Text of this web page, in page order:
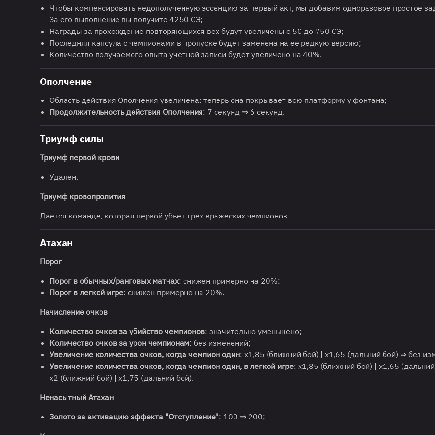
Чтобы компенсировать недополученную эссенцию за первый акт, мы добавим одноразовое простое
За его выполнение вы получите 4250 СЭ;
Награды за прохождение повторяющихся вех будут увеличены с 50 до 750 СЭ;
Последняя капсула с чемпионами в пропуске будет заменена на ее редкую версию;
Количество получаемого опыта учетной записи будет увеличено на 40%.
Ополчение
Область действия Ополчения увеличена: теперь она покрывает всю платформу у фонтана;
Продолжительность действия Ополчения: 7 секунд ⇒ 6 секунд.
Триумф силы
Триумф первой крови
Удален.
Триумф кровопролития
Дается команде, которая первой убьет трех вражеских чемпионов.
Атахан
Порог
Порог в обычных/ранговых матчах: снижен примерно на 20%;
Порог в легкой игре: снижен примерно на 20%.
Начисление очков
Количество очков за убийство чемпионов: значительно уменьшено;
Количество очков за урон чемпионам: без изменений;
Увеличение количества очков, когда чемпион один: х1,85 (ближний бой) | х1,65 (дальний бой) ⇒ без
Увеличение количества очков, когда чемпион один, в легкой игре: х1,85 (ближний бой) | х1,65
х2 (ближний бой) | х1,75 (дальний бой).
Ненасытный Атахан
Золото за активацию эффекта "Отступление": 100 ⇒ 200;